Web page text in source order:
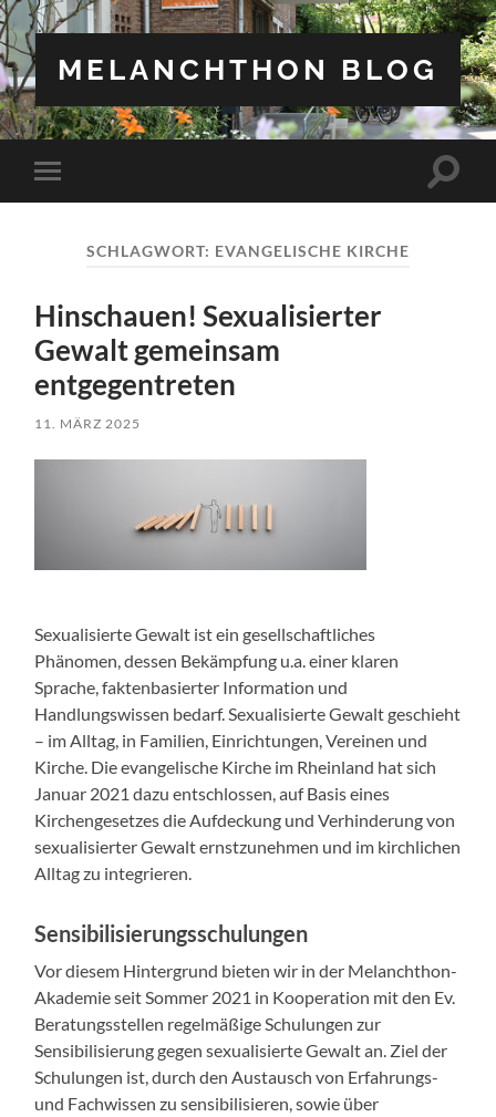
MELANCHTHON BLOG
Mobile-
Menü
SCHLAGWORT: EVANGELISCHE KIRCHE
Hinschauen! Sexualisierter
Gewalt gemeinsam
entgegentreten
11. MÄRZ 2025
Sexualisierte Gewalt ist ein gesellschaftliches
Phänomen, dessen Bekämpfung u.a. einer klaren
Sprache, faktenbasierter Information und
Handlungswissen bedarf. Sexualisierte Gewalt geschieht
– im Alltag, in Familien, Einrichtungen, Vereinen und
Kirche. Die evangelische Kirche im Rheinland hat sich
Januar 2021 dazu entschlossen, auf Basis eines
Kirchengesetzes die Aufdeckung und Verhinderung von
sexualisierter Gewalt ernstzunehmen und im kirchlichen
Alltag zu integrieren.
Sensibilisierungsschulungen
Vor diesem Hintergrund bieten wir in der Melanchthon-
Akademie seit Sommer 2021 in Kooperation mit den Ev.
Beratungsstellen regelmäßige Schulungen zur
Sensibilisierung gegen sexualisierte Gewalt an. Ziel der
Schulungen ist, durch den Austausch von Erfahrungs-
und Fachwissen zu sensibilisieren, sowie über